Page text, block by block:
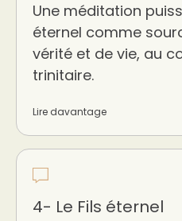
Une méditation
éternel comme
vérité et de vie, au
trinitaire.
Lire davantage
4- Le Fils éternel